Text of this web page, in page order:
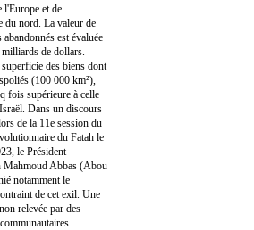
l'Europe et de
du nord. La valeur de
abandonnés est évaluée
de dollars.
des biens dont
(100 000 km²),
fois supérieure à celle
Dans un discours
de la 11e session du
du Fatah le
le Président
Mahmoud Abbas (Abou
notamment le
de cet exil. Une
relevée par des